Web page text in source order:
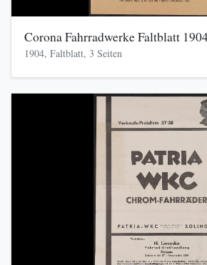
Corona Fahrradwerke Faltblatt
1904, Faltblatt, 3 Seiten